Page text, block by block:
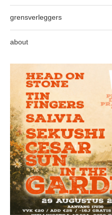
grensverleggers
about